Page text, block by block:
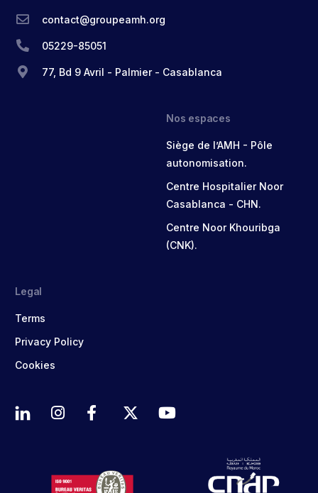
contact@groupeamh.org
05229-85051
77, Bd 9 Avril - Palmier - Casablanca
Nos espaces
Siège de l’AMH - Pôle
autonomisation.
Centre Hospitalier Noor
Casablanca - CHN.
Centre Noor Khouribga
(CNK).
Legal
Terms
Privacy Policy
Cookies